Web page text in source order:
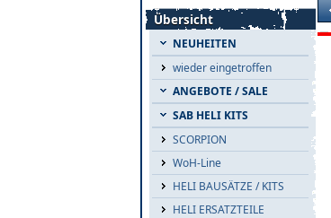
Übersicht
NEUHEITEN
wieder eingetroffen
ANGEBOTE / SALE
SAB HELI KITS
SCORPION
WoH-Line
HELI BAUSÄTZE / KITS
HELI ERSATZTEILE